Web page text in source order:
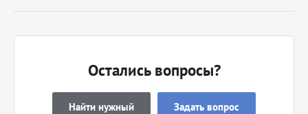
Остались вопросы?
Найти нужный Задать вопрос